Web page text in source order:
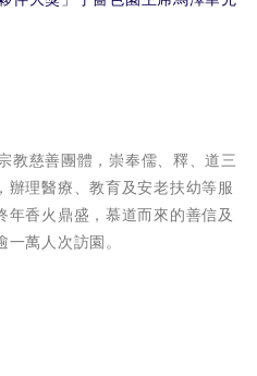
教慈善團體，崇奉儒、釋、道三
辦理醫療、教育及安老扶幼等服
香火鼎盛，慕道而來的善信及
萬人次訪園。